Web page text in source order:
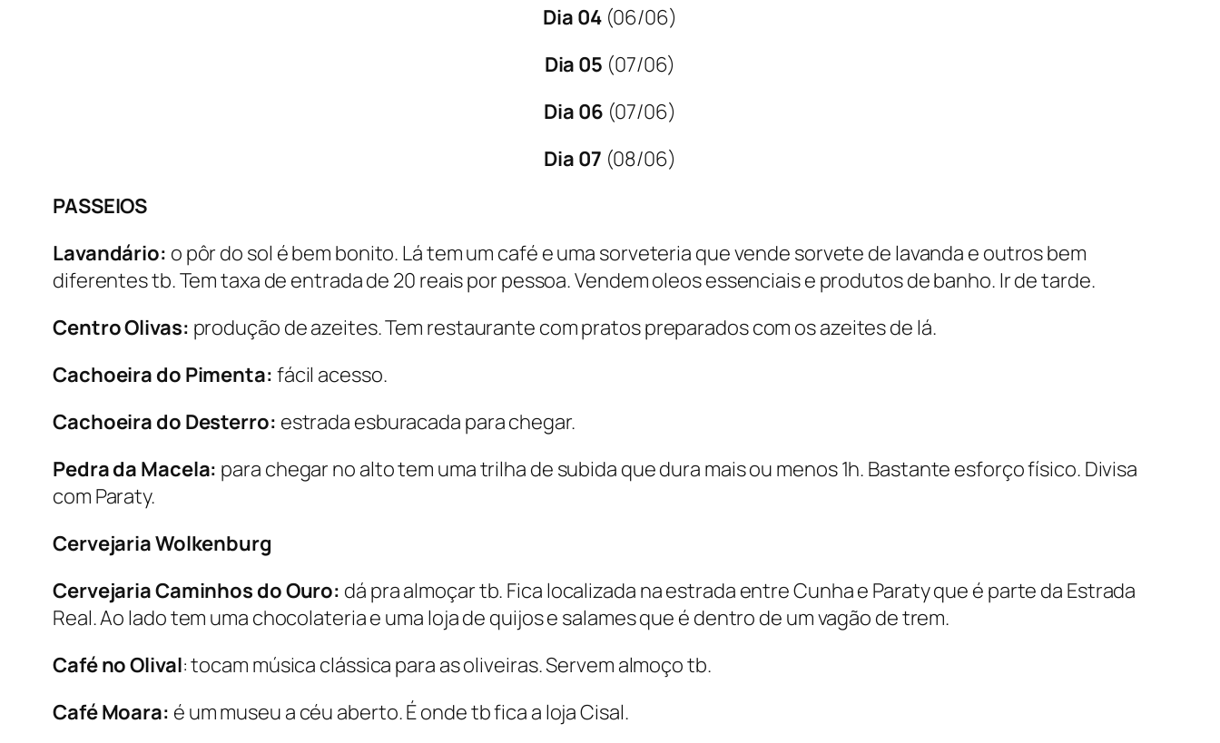
Dia 04 (06/06)
Dia 05 (07/06)
Dia 06 (07/06)
Dia 07 (08/06)
PASSEIOS
Lavandário: o pôr do sol é bem bonito. Lá tem um café e uma sorveteria que vende sorvete de lavanda e outros bem
diferentes tb. Tem taxa de entrada de 20 reais por pessoa. Vendem oleos essenciais e produtos de banho. Ir de tarde.
Centro Olivas: produção de azeites. Tem restaurante com pratos preparados com os azeites de lá.
Cachoeira do Pimenta: fácil acesso.
Cachoeira do Desterro: estrada esburacada para chegar.
Pedra da Macela: para chegar no alto tem uma trilha de subida que dura mais ou menos 1h. Bastante esforço físico. Divisa
com Paraty.
Cervejaria Wolkenburg
Cervejaria Caminhos do Ouro: dá pra almoçar tb. Fica localizada na estrada entre Cunha e Paraty que é parte da Estrada
Real. Ao lado tem uma chocolateria e uma loja de quijos e salames que é dentro de um vagão de trem.
Café no Olival: tocam música clássica para as oliveiras. Servem almoço tb.
Café Moara: é um museu a céu aberto. É onde tb fica a loja Cisal.